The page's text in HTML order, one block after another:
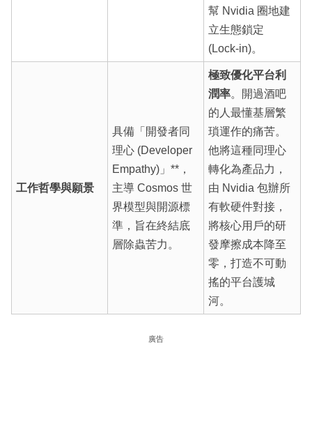
幫 Nvidia 圈地建
立生態鎖定
(Lock-in)。
工作哲學與願景
具備「開發者同
理心 (Developer
Empathy)」**，
主導 Cosmos 世
界模型與開源標
準，旨在終結底
層除蟲苦力。
極致優化平台利
潤率。開過酒吧
的人最懂基層繁
瑣運作的痛苦。
他將這種同理心
轉化為產品力，
由 Nvidia 包辦所
有軟硬件對接，
將核心用戶的研
發摩擦成本降至
零，打造不可動
搖的平台護城
河。
廣告